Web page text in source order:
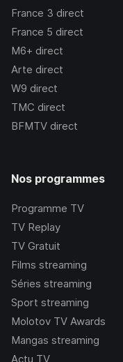
France 3 direct
France 5 direct
M6+ direct
Arte direct
W9 direct
TMC direct
BFMTV direct
Nos programmes
Programme TV
TV Replay
TV Gratuit
Films streaming
Séries streaming
Sport streaming
Molotov TV Awards
Mangas streaming
Actu TV